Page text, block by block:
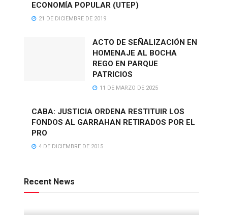
ECONOMÍA POPULAR (UTEP)
21 DE DICIEMBRE DE 2019
ACTO DE SEÑALIZACIÓN EN
HOMENAJE AL BOCHA
REGO EN PARQUE
PATRICIOS
11 DE MARZO DE 2025
CABA: JUSTICIA ORDENA RESTITUIR LOS
FONDOS AL GARRAHAN RETIRADOS POR EL
PRO
4 DE DICIEMBRE DE 2015
Recent News